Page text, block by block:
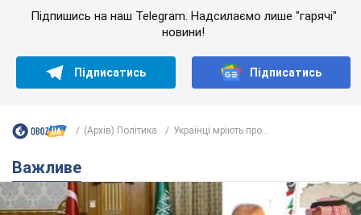
Підпишись на наш Telegram. Надсилаємо лише "гарячі"
новини!
Підписатись Підписатись
(Архів) Політика Українці мріють про...
Важливе